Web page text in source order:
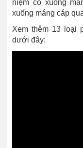
niệm co xuống
xuống máng cáp
Xem thêm 13 loại
dưới đây: